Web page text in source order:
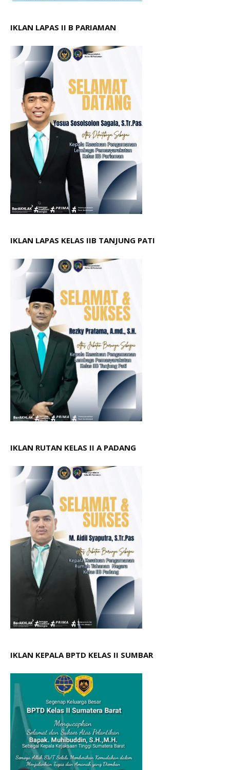
IKLAN LAPAS II B PARIAMAN
IKLAN LAPAS KELAS IIB TANJUNG PATI
IKLAN RUTAN KELAS II A PADANG
IKLAN KEPALA BPTD KELAS II SUMBAR